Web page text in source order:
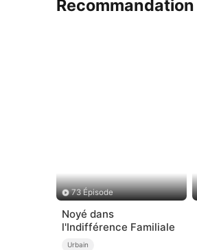
Recommandation
73 Épisode
Noyé dans
l'Indifférence Familiale
Urbain